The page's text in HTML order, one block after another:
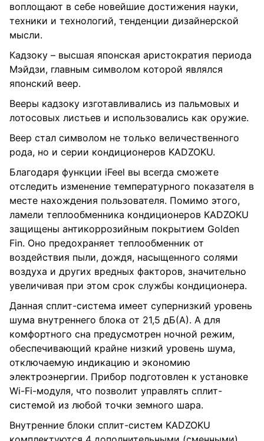
воплощают в себе новейшие достижения науки,
техники и технологий, тенденции дизайнерской
мысли.
Кадзоку – высшая японская аристократия периода
Мэйдзи, главным символом которой являлся
японский веер.
Вееры кадзоку изготавливались из пальмовых и
лотосовых листьев и использовались как оружие.
Веер стал символом не только величественного
рода, но и серии кондиционеров KADZOKU.
Благодаря функции iFeel вы всегда сможете
отследить изменение температурного показателя в
месте нахождения пользователя. Помимо этого,
ламели теплообменника кондиционеров KADZOKU
защищены антикоррозийным покрытием Golden
Fin. Оно предохраняет теплообменник от
воздействия пыли, дождя, насыщенного солями
воздуха и других вредных факторов, значительно
увеличивая при этом срок службы кондиционера.
Данная сплит-система имеет супернизкий уровень
шума внутреннего блока от 21,5 дБ(А). А для
комфортного сна предусмотрен ночной режим,
обеспечивающий крайне низкий уровень шума,
отключаемую индикацию и экономию
электроэнергии. Прибор подготовлен к установке
Wi-Fi-модуля, что позволит управлять сплит-
системой из любой точки земного шара.
Внутренние блоки сплит-систем KADZOKU